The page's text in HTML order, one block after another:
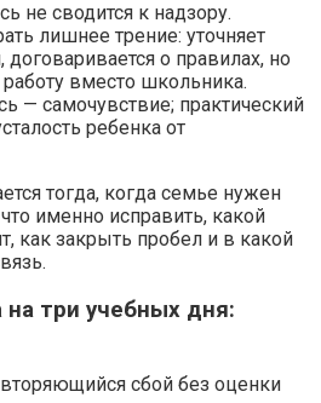
не сводится к надзору.
лишнее трение: уточняет
договаривается о правилах, но
вместо школьника.
— самочувствие; практический
ребенка от
тогда, когда семье нужен
именно исправить, какой
как закрыть пробел и в какой
на три учебных дня:
сбой без оценки